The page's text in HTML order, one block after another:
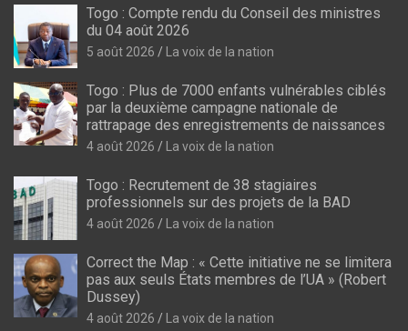
Togo : Compte rendu du Conseil des ministres
du 04 août 2026
5 août 2026 La voix de la nation
Togo : Plus de 7000 enfants vulnérables ciblés
par la deuxième campagne nationale de
rattrapage des enregistrements de naissances
4 août 2026 La voix de la nation
Togo : Recrutement de 38 stagiaires
professionnels sur des projets de la BAD
4 août 2026 La voix de la nation
Correct the Map : « Cette initiative ne se limitera
pas aux seuls États membres de l’UA » (Robert
Dussey)
4 août 2026 La voix de la nation